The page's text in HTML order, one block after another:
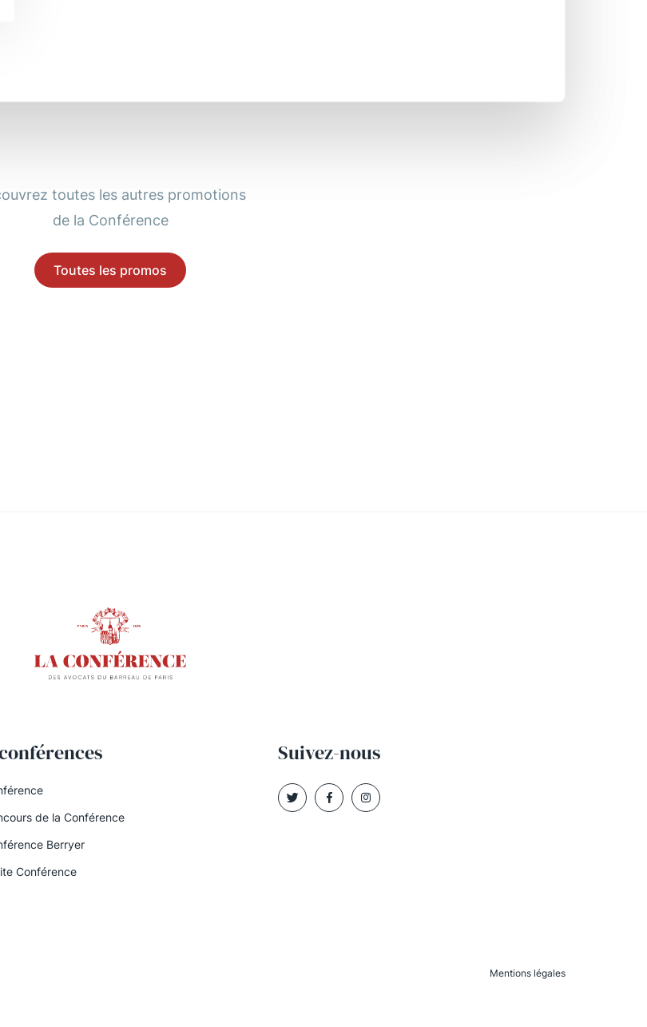
toutes les autres promotions
de la Conférence
Toutes les promos
de la Conférence
Berryer
Conférence
Suivez-nous
Mentions légales